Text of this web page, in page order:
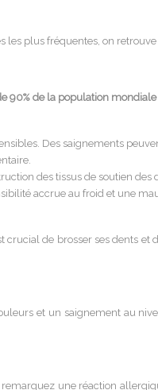
les plus fréquentes, on retrouve
90% de la population
Des saignements
des tissus de soutien des
accrue au froid et une
de brosser ses dents et
et un saignement au
une réaction